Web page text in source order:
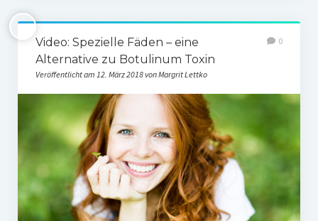
Video: Spezielle Fäden – eine
Alternative zu Botulinum Toxin
Veröffentlicht am 12. März 2018 von Margrit Lettko
0